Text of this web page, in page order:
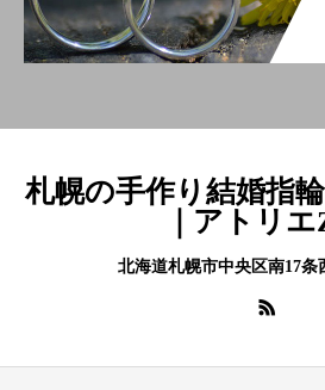
札幌の手作り結婚指
｜アトリ
北海道札幌市中央区南17条